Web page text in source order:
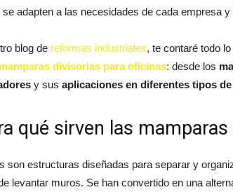
adapten a las necesidades de cada empresa y
blog de reformas industriales, te contaré todo
mamparas divisorias para oficinas: desde los
y sus aplicaciones en diferentes tipos
qué sirven las
son estructuras diseñadas para separar y
levantar muros. Se han convertido en una